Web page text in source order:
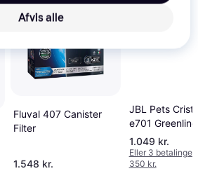
Fluval 407 Canister
Filter
1.548 kr.
JBL Pets
e701 Greenline
1.049 kr.
Eller 3 betalinger
350 kr.
Afvis alle